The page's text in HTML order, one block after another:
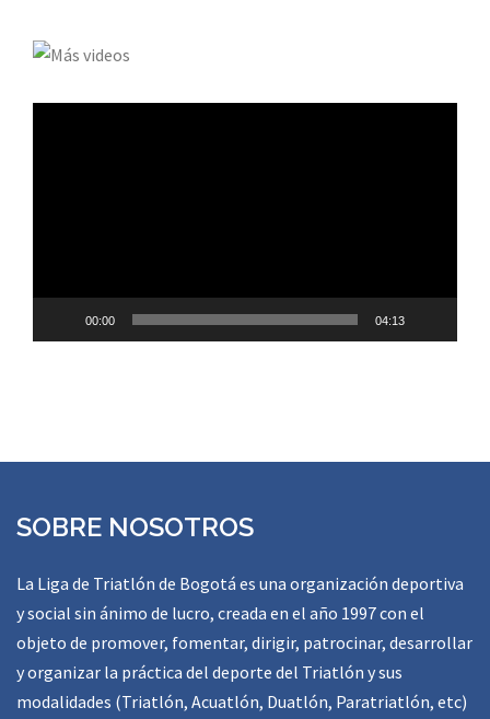
00:00 04:13
SOBRE NOSOTROS
La Liga de Triatlón de Bogotá es una organización deportiva
y social sin ánimo de lucro, creada en el año 1997 con el
objeto de promover, fomentar, dirigir, patrocinar, desarrollar
y organizar la práctica del deporte del Triatlón y sus
modalidades (Triatlón, Acuatlón, Duatlón, Paratriatlón, etc)